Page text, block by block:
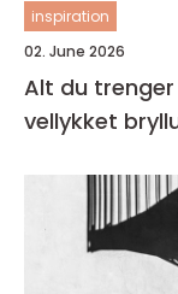
inspiration
02. June 2026
Alt du
vellykket